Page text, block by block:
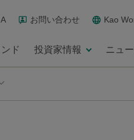
お問い合わせ Kao
ド 投資家情報 ニュ